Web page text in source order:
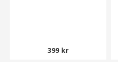
399 kr